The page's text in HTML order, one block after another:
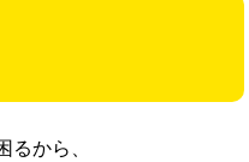
から、